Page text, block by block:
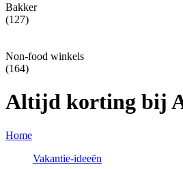
Bakker
(127)
Non-food winkels
(164)
Altijd korting bij
Home
Vakantie-ideeën